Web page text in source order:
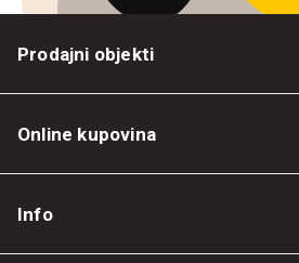
Prodajni objekti
Online kupovina
Info